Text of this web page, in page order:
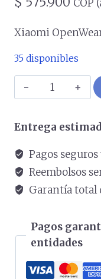
COP
Xiaomi
35 disponibles
Xiaomi
OpenWear
Pro
Black
cantidad
Entrega
Pagos
Reembolsos
Garantía total
Pagos
entidades